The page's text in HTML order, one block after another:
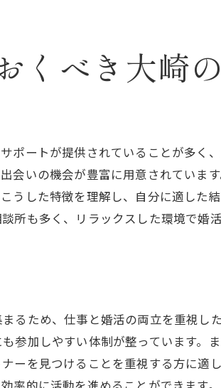
くべき大崎
ポートが提供されていることが多く
会いの機会が豊富に用意されていま
うした特徴を理解し、自分に適した
所も多く、リラックスした環境で婚
るため、仕事と婚活の両立を重視し
参加しやすい体制が整っています。
ーを見つけることを重視する方に適